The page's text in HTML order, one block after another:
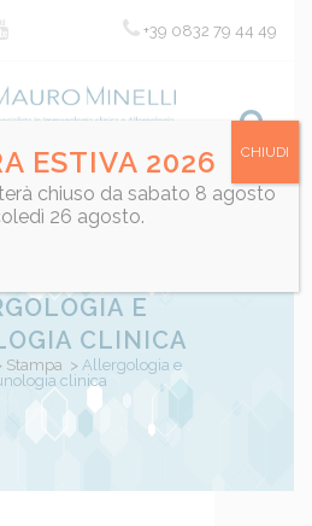
+39 0832 79 44 49
E
CLINICA
Stampa > Allergologia e
clinica
ESTIVA 2026
chiuso da sabato 8 agosto
26 agosto.
CHIUDI